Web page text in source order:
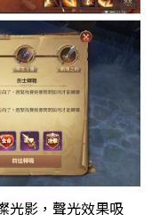
光影，聲光效果吸